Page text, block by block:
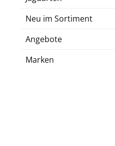
Neu im Sortiment
Angebote
Marken